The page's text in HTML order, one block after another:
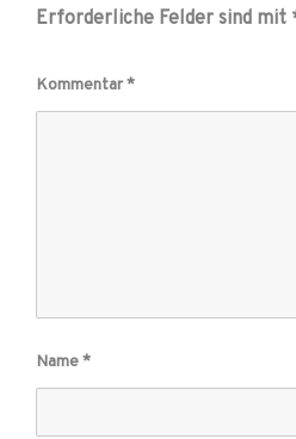
Erforderliche Felder sind mit
Kommentar*
Name*